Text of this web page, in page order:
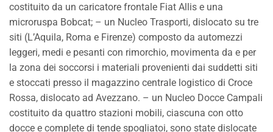
costituito da un caricatore frontale Fiat Allis e una
microruspa Bobcat; – un Nucleo Trasporti, dislocato su tre
siti (L’Aquila, Roma e Firenze) composto da automezzi
leggeri, medi e pesanti con rimorchio, movimenta da e per
la zona dei soccorsi i materiali provenienti dai suddetti siti
e stoccati presso il magazzino centrale logistico di Croce
Rossa, dislocato ad Avezzano. – un Nucleo Docce Campali
costituito da quattro stazioni mobili, ciascuna con otto
docce e complete di tende spogliatoi, sono state dislocate